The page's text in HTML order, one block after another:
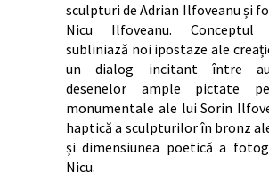
sculpturi de Adrian Ilfoveanu și
Nicu Ilfoveanu. Conceptul
subliniază noi ipostaze ale
un dialog incitant între
desenelor ample pictate
monumentale ale lui Sorin
haptică a sculpturilor în bronz
și dimensiunea poetică a
Nicu.